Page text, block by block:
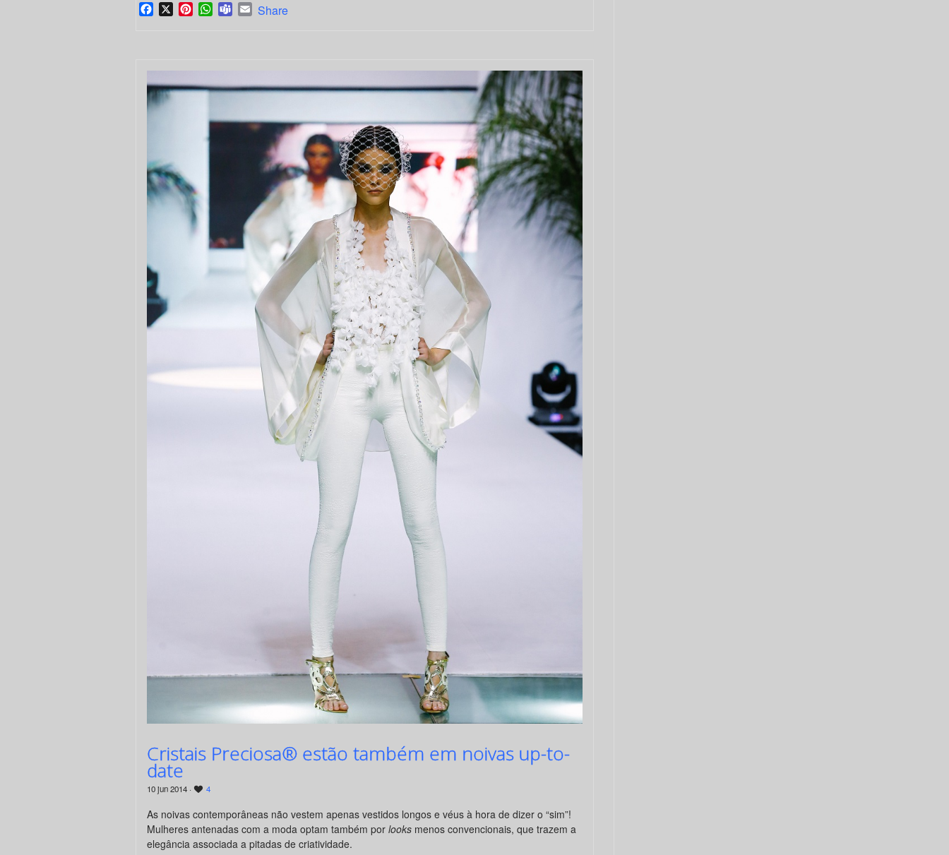
Facebook
X PinterestWhatsApp
TeamsEmail
Share
Cristais Preciosa® estão também em noivas up-to-
date
10 jun 2014 · 4
As noivas contemporâneas não vestem apenas vestidos longos e véus à hora de dizer o “sim”!
Mulheres antenadas com a moda optam também por looks menos convencionais, que trazem a
elegância associada a pitadas de criatividade.